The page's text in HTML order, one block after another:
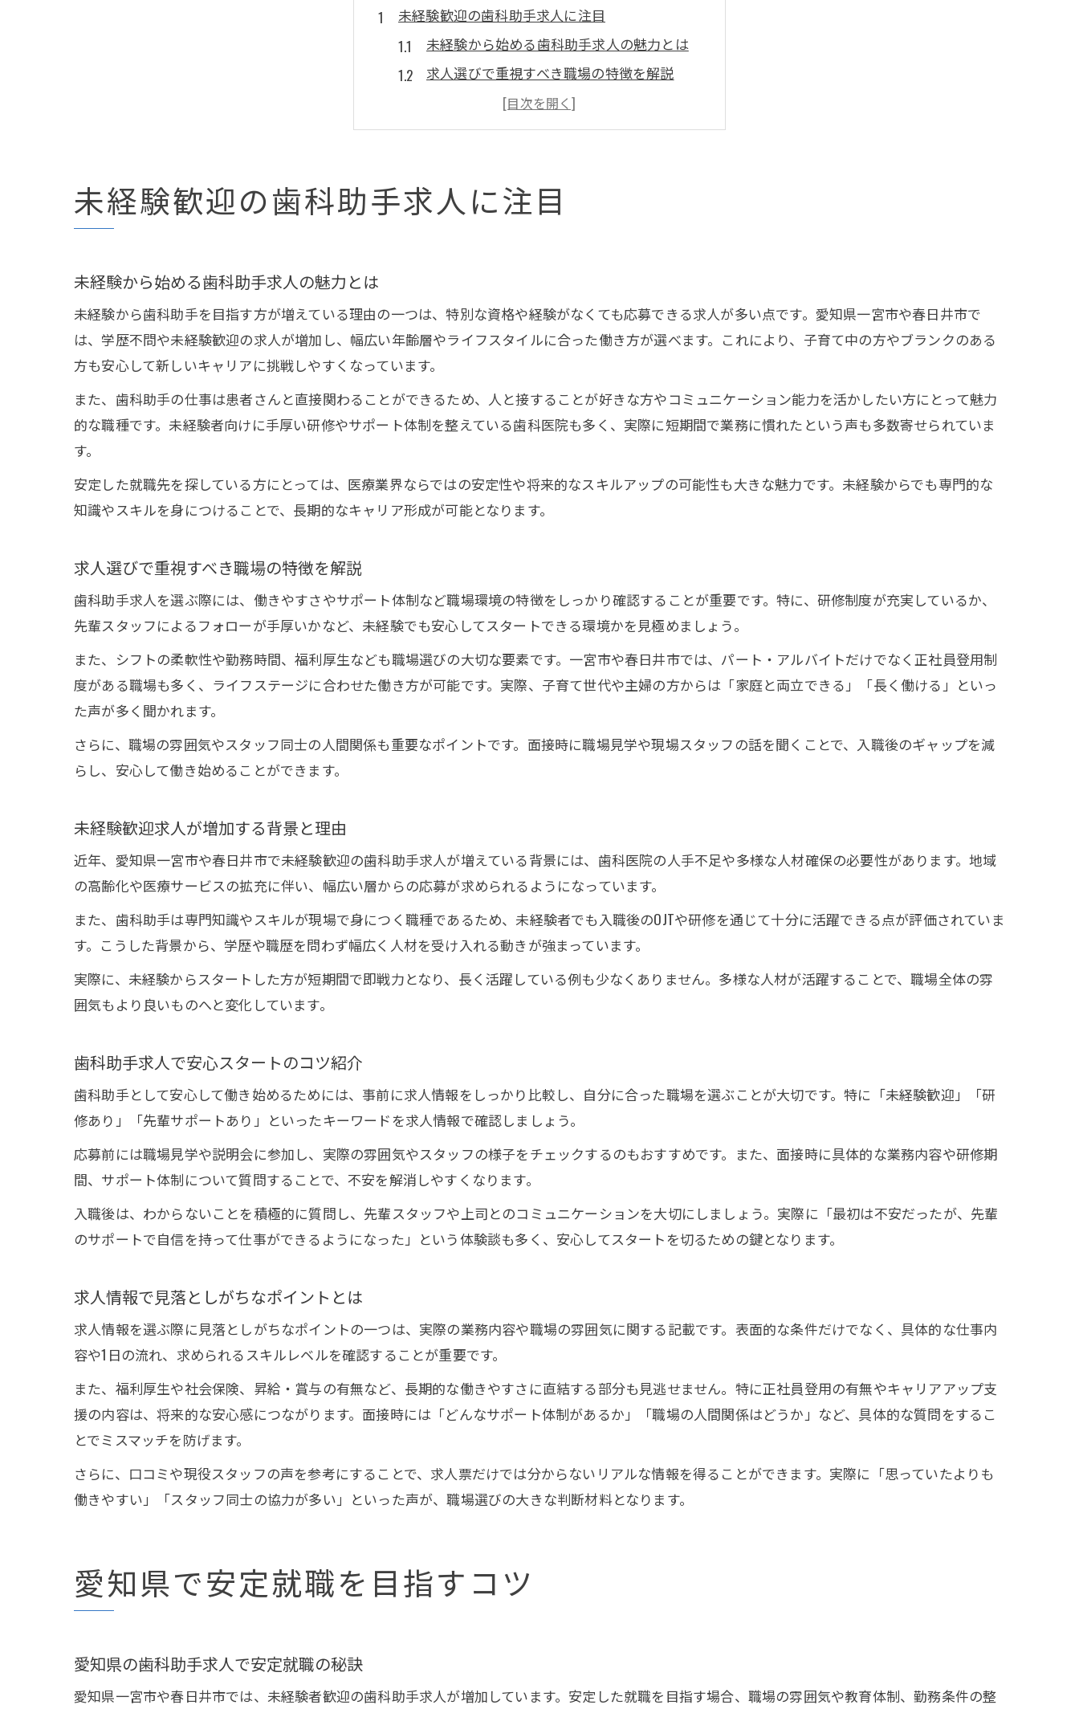
未経験歓迎の歯科助手求人に注目
未経験から始める歯科助手求人の魅力とは
求人選びで重視すべき職場の特徴を解説
未経験歓迎求人が増加する背景と理由
歯科助手求人で安心スタートのコツ紹介
愛知県で安定就職を目指すコツ
愛知県の歯科助手求人で安定就職の秘訣
安定した求人の見極め方と応募の流れ
愛知県求人でキャリアアップを目指す方法
新しいキャリアは歯科助手から始まる
歯科助手求人でキャリアチェンジ成功事例
未経験からキャリア形成を目指す求人選び
歯科助手求人で得られるスキルと魅力
新しい職場で活躍できる求人の特徴
歯科助手求人で注目の安心サポート体制
働きやすい求人の見分け方を徹底解説
安心できる職場を見つける求人活用法
求人情報から読み取れる職場の雰囲気
春日井市で注目の歯科助手求人情報
春日井市で未経験者歓迎の求人を探す方法
資格不要で挑戦できる働き方ガイド
資格不要求人で始める歯科助手の働き方
未経験から挑戦できる求人の選び方
資格なしでも応募可能な求人の魅力
未経験歓迎の歯科助手求人に注目
未経験から始める歯科助手求人の魅力とは
未経験から歯科助手を目指す方が増えている理由の一つは、特別な資格や経験がなくても応募できる求人が多い点です。愛知県一宮市や春日井市で
は、学歴不問や未経験歓迎の求人が増加し、幅広い年齢層やライフスタイルに合った働き方が選べます。これにより、子育て中の方やブランクのある
方も安心して新しいキャリアに挑戦しやすくなっています。
また、歯科助手の仕事は患者さんと直接関わることができるため、人と接することが好きな方やコミュニケーション能力を活かしたい方にとって魅力
的な職種です。未経験者向けに手厚い研修やサポート体制を整えている歯科医院も多く、実際に短期間で業務に慣れたという声も多数寄せられていま
す。
安定した就職先を探している方にとっては、医療業界ならではの安定性や将来的なスキルアップの可能性も大きな魅力です。未経験からでも専門的な
知識やスキルを身につけることで、長期的なキャリア形成が可能となります。
求人選びで重視すべき職場の特徴を解説
歯科助手求人を選ぶ際には、働きやすさやサポート体制など職場環境の特徴をしっかり確認することが重要です。特に、研修制度が充実しているか、
先輩スタッフによるフォローが手厚いかなど、未経験でも安心してスタートできる環境かを見極めましょう。
また、シフトの柔軟性や勤務時間、福利厚生なども職場選びの大切な要素です。一宮市や春日井市では、パート・アルバイトだけでなく正社員登用制
度がある職場も多く、ライフステージに合わせた働き方が可能です。実際、子育て世代や主婦の方からは「家庭と両立できる」「長く働ける」といっ
た声が多く聞かれます。
さらに、職場の雰囲気やスタッフ同士の人間関係も重要なポイントです。面接時に職場見学や現場スタッフの話を聞くことで、入職後のギャップを減
らし、安心して働き始めることができます。
未経験歓迎求人が増加する背景と理由
近年、愛知県一宮市や春日井市で未経験歓迎の歯科助手求人が増えている背景には、歯科医院の人手不足や多様な人材確保の必要性があります。地域
の高齢化や医療サービスの拡充に伴い、幅広い層からの応募が求められるようになっています。
また、歯科助手は専門知識やスキルが現場で身につく職種であるため、未経験者でも入職後のOJTや研修を通じて十分に活躍できる点が評価されていま
す。こうした背景から、学歴や職歴を問わず幅広く人材を受け入れる動きが強まっています。
実際に、未経験からスタートした方が短期間で即戦力となり、長く活躍している例も少なくありません。多様な人材が活躍することで、職場全体の雰
囲気もより良いものへと変化しています。
歯科助手求人で安心スタートのコツ紹介
歯科助手として安心して働き始めるためには、事前に求人情報をしっかり比較し、自分に合った職場を選ぶことが大切です。特に「未経験歓迎」「研
修あり」「先輩サポートあり」といったキーワードを求人情報で確認しましょう。
応募前には職場見学や説明会に参加し、実際の雰囲気やスタッフの様子をチェックするのもおすすめです。また、面接時に具体的な業務内容や研修期
間、サポート体制について質問することで、不安を解消しやすくなります。
入職後は、わからないことを積極的に質問し、先輩スタッフや上司とのコミュニケーションを大切にしましょう。実際に「最初は不安だったが、先輩
のサポートで自信を持って仕事ができるようになった」という体験談も多く、安心してスタートを切るための鍵となります。
求人情報で見落としがちなポイントとは
求人情報を選ぶ際に見落としがちなポイントの一つは、実際の業務内容や職場の雰囲気に関する記載です。表面的な条件だけでなく、具体的な仕事内
容や1日の流れ、求められるスキルレベルを確認することが重要です。
また、福利厚生や社会保険、昇給・賞与の有無など、長期的な働きやすさに直結する部分も見逃せません。特に正社員登用の有無やキャリアアップ支
援の内容は、将来的な安心感につながります。面接時には「どんなサポート体制があるか」「職場の人間関係はどうか」など、具体的な質問をするこ
とでミスマッチを防げます。
さらに、口コミや現役スタッフの声を参考にすることで、求人票だけでは分からないリアルな情報を得ることができます。実際に「思っていたよりも
働きやすい」「スタッフ同士の協力が多い」といった声が、職場選びの大きな判断材料となります。
愛知県で安定就職を目指すコツ
愛知県の歯科助手求人で安定就職の秘訣
愛知県一宮市や春日井市では、未経験者歓迎の歯科助手求人が増加しています。安定した就職を目指す場合、職場の雰囲気や教育体制、勤務条件の整